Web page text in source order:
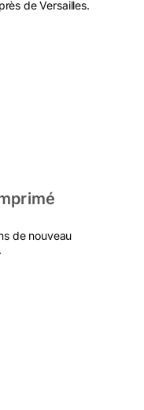
de Versailles.
de nouveau